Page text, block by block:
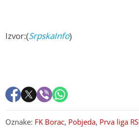
Izvor:(SrpskaInfo)
Oznake: FK Borac, Pobjeda, Prva liga RS